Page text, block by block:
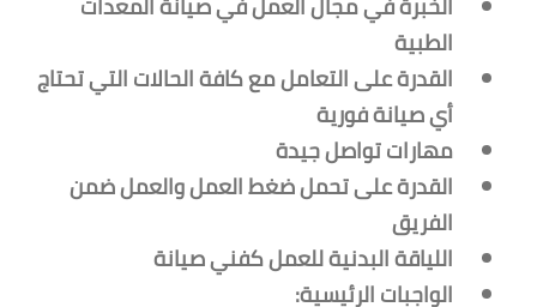
الطبية
القدرة على التعامل مع كافة الحالات التي تحتاج
أي صيانة فورية
مهارات تواصل جيدة
القدرة على تحمل ضغط العمل والعمل ضمن
الفريق
اللياقة البدنية للعمل كفني صيانة
الواجبات الرئيسية: